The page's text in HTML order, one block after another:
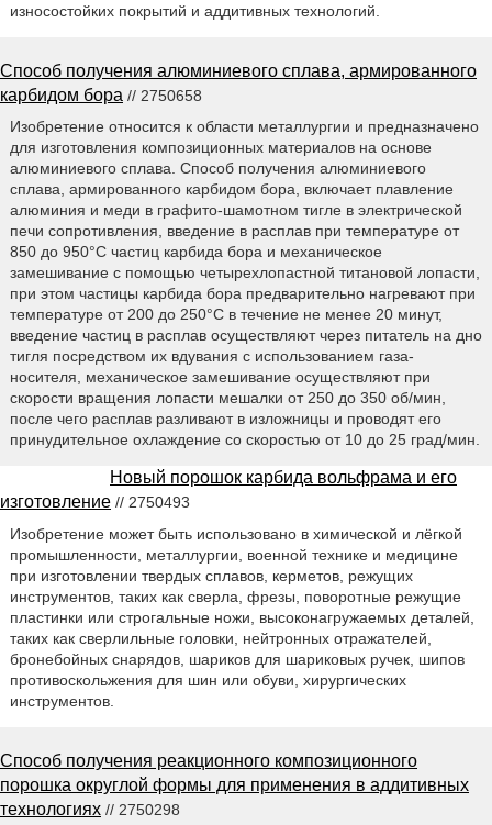
износостойких покрытий и аддитивных технологий.
Способ получения алюминиевого сплава, армированного
карбидом бора // 2750658
Изобретение относится к области металлургии и предназначено
для изготовления композиционных материалов на основе
алюминиевого сплава. Способ получения алюминиевого
сплава, армированного карбидом бора, включает плавление
алюминия и меди в графито-шамотном тигле в электрической
печи сопротивления, введение в расплав при температуре от
850 до 950°С частиц карбида бора и механическое
замешивание с помощью четырехлопастной титановой лопасти,
при этом частицы карбида бора предварительно нагревают при
температуре от 200 до 250°С в течение не менее 20 минут,
введение частиц в расплав осуществляют через питатель на дно
тигля посредством их вдувания с использованием газа-
носителя, механическое замешивание осуществляют при
скорости вращения лопасти мешалки от 250 до 350 об/мин,
после чего расплав разливают в изложницы и проводят его
принудительное охлаждение со скоростью от 10 до 25 град/мин.
Новый порошок карбида вольфрама и его
изготовление // 2750493
Изобретение может быть использовано в химической и лёгкой
промышленности, металлургии, военной технике и медицине
при изготовлении твердых сплавов, керметов, режущих
инструментов, таких как сверла, фрезы, поворотные режущие
пластинки или строгальные ножи, высоконагружаемых деталей,
таких как сверлильные головки, нейтронных отражателей,
бронебойных снарядов, шариков для шариковых ручек, шипов
противоскольжения для шин или обуви, хирургических
инструментов.
Способ получения реакционного композиционного
порошка округлой формы для применения в аддитивных
технологиях // 2750298